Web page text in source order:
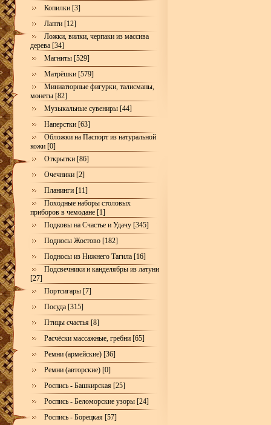
Копилки [3]
Лапти [12]
Ложки, вилки, черпаки из массива
дерева [34]
Магниты [529]
Матрёшки [579]
Миниатюрные фигурки, талисманы,
монеты [82]
Музыкальные сувениры [44]
Наперстки [63]
Обложки на Паспорт из натуральной
кожи [0]
Открытки [86]
Очечники [2]
Планинги [11]
Походные наборы столовых
приборов в чемодане [1]
Подковы на Счастье и Удачу [345]
Подносы Жостово [182]
Подносы из Нижнего Тагила [16]
Подсвечники и канделябры из латуни
[27]
Портсигары [7]
Посуда [315]
Птицы счастья [8]
Расчёски массажные, гребни [65]
Ремни (армейские) [36]
Ремни (авторские) [0]
Роспись - Башкирская [25]
Роспись - Беломорские узоры [24]
Роспись - Борецкая [57]